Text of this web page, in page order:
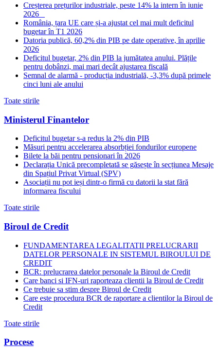
Creșterea prețurilor industriale, peste 14% la intern în iunie
2026
România, țara UE care și-a ajustat cel mai mult deficitul
bugetar în T1 2026
Datoria publică, 60,2% din PIB pe date operative, în aprilie
2026
Deficitul bugetar, 2% din PIB la jumătatea anului. Plățile
pentru dobânzi, mai mari decât ajustarea fiscală
Semnal de alarmă - producția industrială, -3,3% după primele
cinci luni ale anului
Toate stirile
Ministerul Finantelor
Deficitul bugetar s-a redus la 2% din PIB
Măsuri pentru accelerarea absorbției fondurilor europene
Bilete la băi pentru pensionari în 2026
Declarația Unică precompletată se găsește în secțiunea Mesaje
din Spațiul Privat Virtual (SPV)
Asociații nu pot ieși dintr-o firmă cu datorii la stat fără
informarea fiscului
Toate stirile
Biroul de Credit
FUNDAMENTAREA LEGALITATII PRELUCRARII
DATELOR PERSONALE IN SISTEMUL BIROULUI DE
CREDIT
BCR: prelucrarea datelor personale la Biroul de Credit
Care banci si IFN-uri raporteaza clientii la Biroul de Credit
Ce trebuie sa stim despre Biroul de Credit
Care este procedura BCR de raportare a clientilor la Biroul de
Credit
Toate stirile
Procese